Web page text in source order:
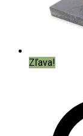
Zľava!